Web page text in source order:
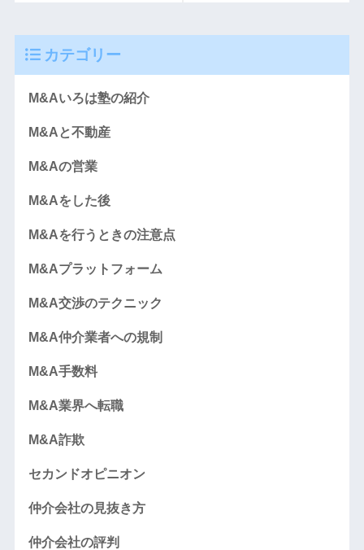
カテゴリー
M&Aいろは塾の紹介
M&Aと不動産
M&Aの営業
M&Aをした後
M&Aを行うときの注意点
M&Aプラットフォーム
M&A交渉のテクニック
M&A仲介業者への規制
M&A手数料
M&A業界へ転職
M&A詐欺
セカンドオピニオン
仲介会社の見抜き方
仲介会社の評判